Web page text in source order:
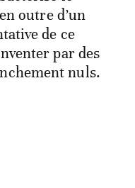
outre d’un
de ce
par des
nuls.